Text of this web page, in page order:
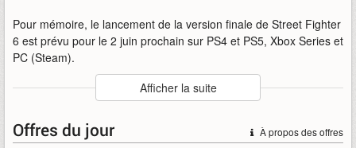
Pour mémoire, le lancement de la version finale de Street Fighter
6 est prévu pour le 2 juin prochain sur PS4 et PS5, Xbox Series et
PC (Steam).
Auteur
Capcom
: Uther
Mots-clefs
bande-annonce
street-fighter-6 combat
Afficher la suite
À propos des offres
Offres du jour